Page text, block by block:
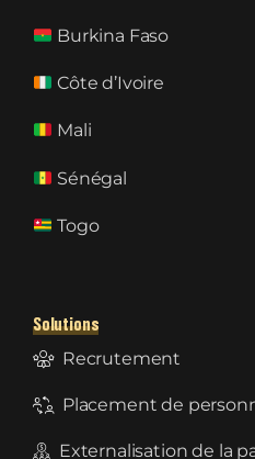
Burkina Faso
Côte d’Ivoire
Mali
Sénégal
Togo
Solutions
Recrutement
Placement de
Externalisation de la